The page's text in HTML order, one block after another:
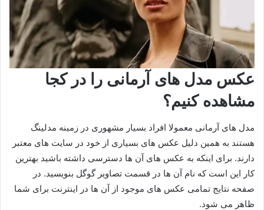
عکس مدل های آرمانی را در کجا
مشاهده کنیم؟
مدل های آرمانی معمولا افراد بسیار مشهوری در زمینه مدلینگ
هستند به همین دلیل عکس های بسیاری از خود در سایت های معتبر
دارند. برای اینکه به عکس های آن ها دسترسی داشته باشید بهترین
کار این است که نام آن ها در قسمت تصاویر گوگل بنویسید. در
صفحه نتایج تمامی عکس های موجود از آن ها در اینترنت برای شما
ظاهر می شود.